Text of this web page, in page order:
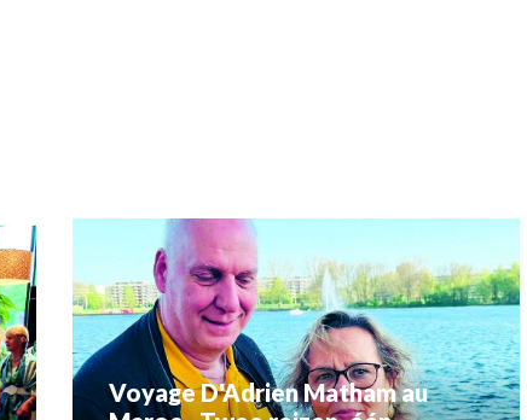
Voyage D'Adrien Matham au